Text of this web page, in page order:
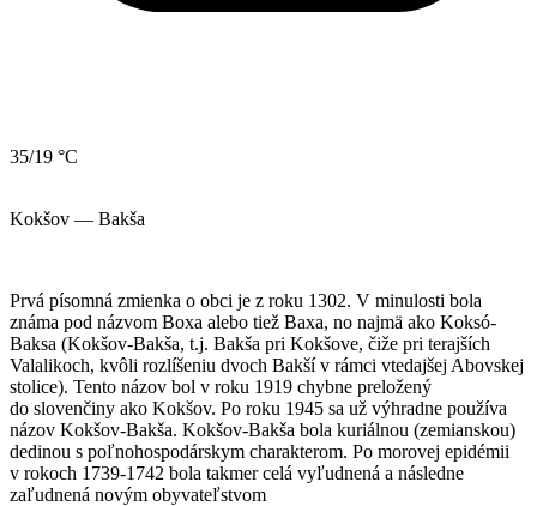
35/19 °C
Kokšov — Bakša
Prvá písomná zmienka o obci je z roku 1302. V minulosti bola
známa pod názvom Boxa alebo tiež Baxa, no najmä ako Koksó-
Baksa (Kokšov-Bakša, t.j. Bakša pri Kokšove, čiže pri terajších
Valalikoch, kvôli rozlíšeniu dvoch Bakší v rámci vtedajšej Abovskej
stolice). Tento názov bol v roku 1919 chybne preložený
do slovenčiny ako Kokšov. Po roku 1945 sa už výhradne používa
názov Kokšov-Bakša. Kokšov-Bakša bola kuriálnou (zemianskou)
dedinou s poľnohospodárskym charakterom. Po morovej epidémii
v rokoch 1739-1742 bola takmer celá vyľudnená a následne
zaľudnená novým obyvateľstvom